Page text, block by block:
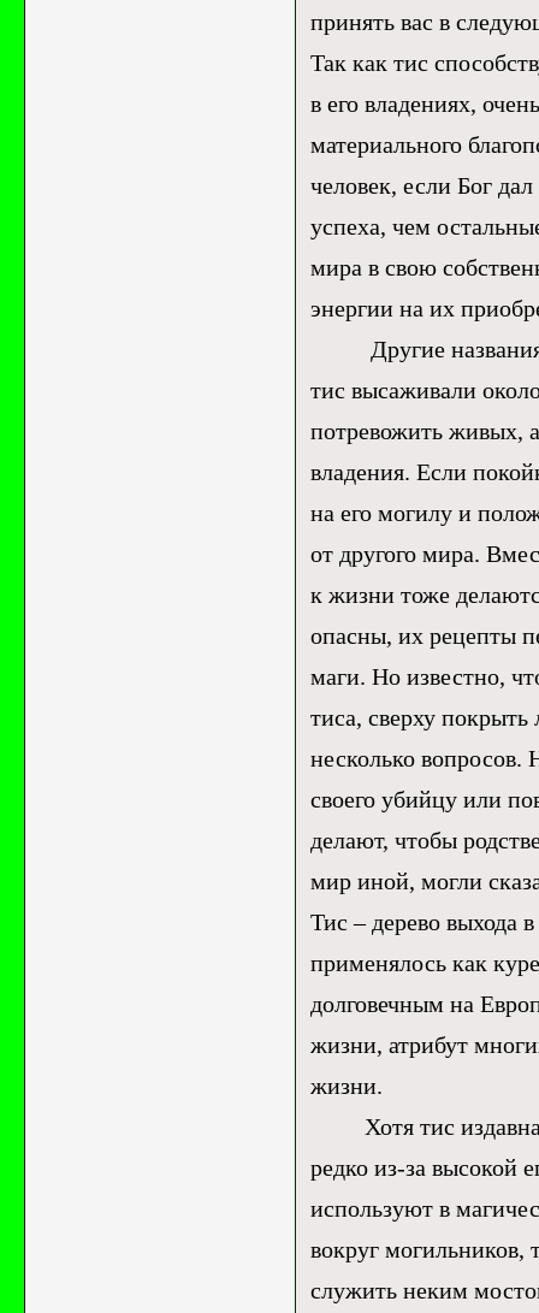
принять вас в
Так как тис
в его владениях,
материального
человек, если Бог
успеха, чем
мира в свою
энергии на их
Другие названия
тис высаживали
потревожить живых,
владения. Если
на его могилу и
от другого мира.
к жизни тоже
опасны, их рецепты
маги. Но известно,
тиса, сверху покрыть
несколько вопросов.
своего убийцу или
делают, чтобы
мир иной, могли
Тис – дерево выхода
применялось как
долговечным на
жизни, атрибут
жизни.
Хотя тис издавна
редко из-за высокой
используют в
вокруг
служить неким